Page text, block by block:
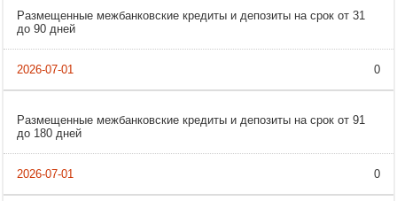
Размещенные межбанковские кредиты и депозиты на срок от 31
до 90 дней
0
Размещенные межбанковские кредиты и депозиты на срок от 91
до 180 дней
0